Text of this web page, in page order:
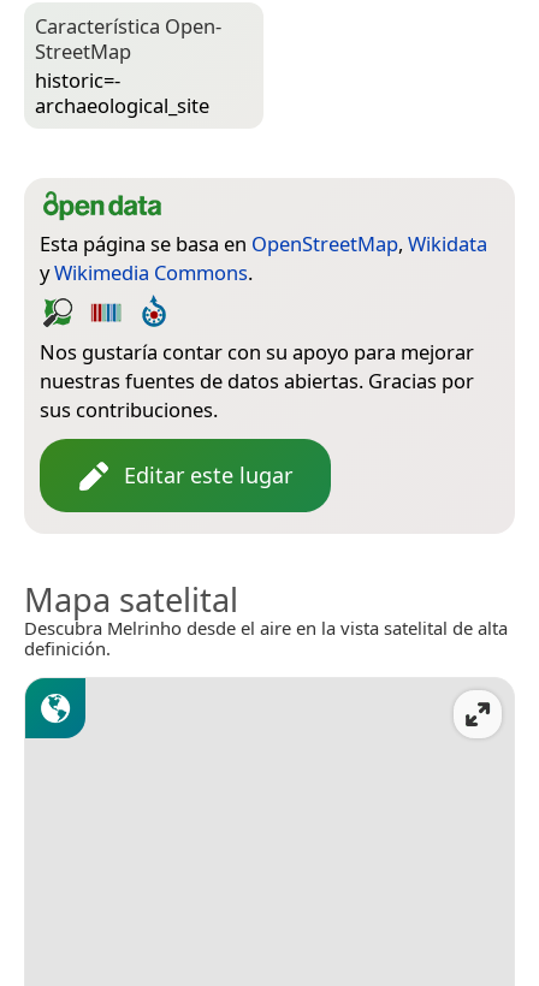
Característica Open­
Street­Map
historic=­
archaeological_site
Esta página se basa en OpenStreetMap, Wikidata
yWikimedia Commons.
Nos gustaría contar con su apoyo para mejorar
nuestras fuentes de datos abiertas. Gracias por
sus contribuciones.
Editar este lugar
Mapa satelital
Descubra Melrinho desde el aire en la vista satelital de alta
definición.